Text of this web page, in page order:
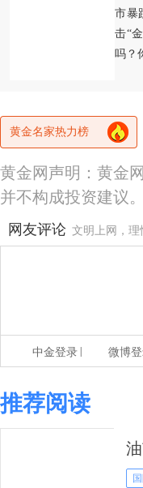
市暴
击“
吗？
黄金名家热力榜
黄金网声明：黄金
并不构成投资建议
网友评论 文明上网，理
中金登录 微博
推荐阅读